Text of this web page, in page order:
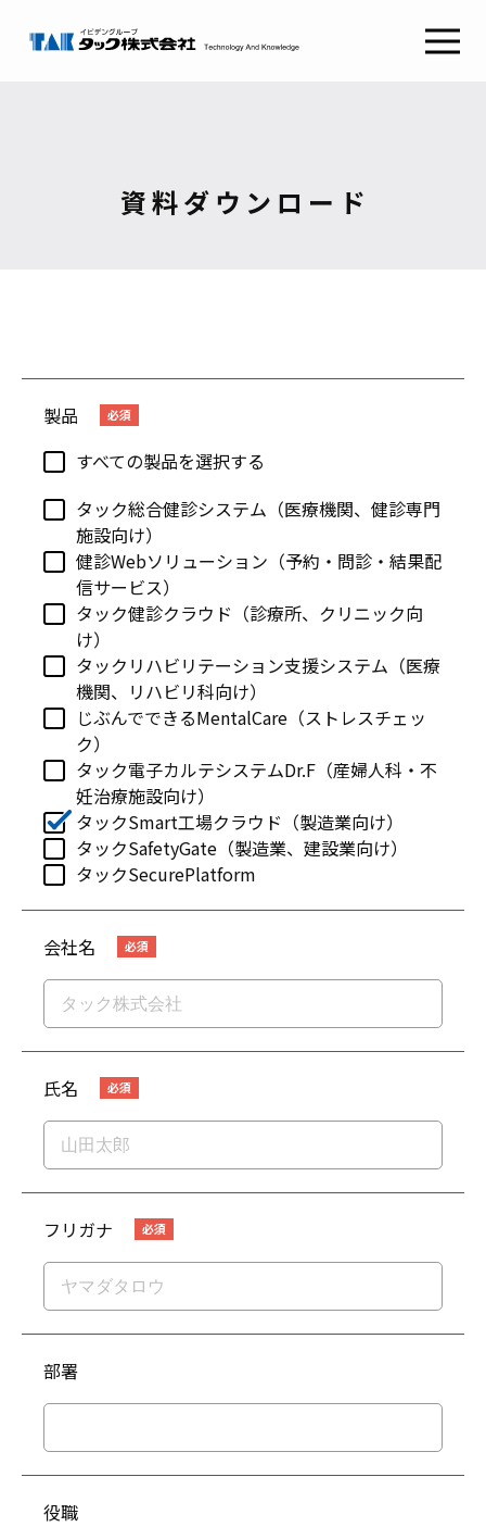
タックSecurePlatform
NEWS RELEASE
コンタクト CONTACT
資料ダウンロード
製品
すべての製品を選択する
タック総合健診システム（医療機関、健診専門
施設向け）
健診Webソリューション（予約・問診・結果配
信サービス）
タック健診クラウド（診療所、クリニック向
け）
タックリハビリテーション支援システム（医療
機関、リハビリ科向け）
じぶんでできるMentalCare（ストレスチェッ
ク）
タック電子カルテシステムDr.F（産婦人科・不
妊治療施設向け）
タックSmart工場クラウド（製造業向け）
タックSafetyGate（製造業、建設業向け）
タックSecurePlatform
会社名
氏名
フリガナ
部署
役職